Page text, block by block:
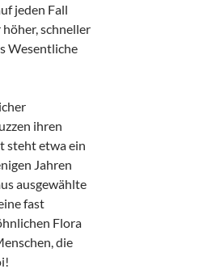
jeden Fall
schneller
Wesentliche
ihren
steht etwa ein
Jahren
ausgewählte
fast
Flora
die